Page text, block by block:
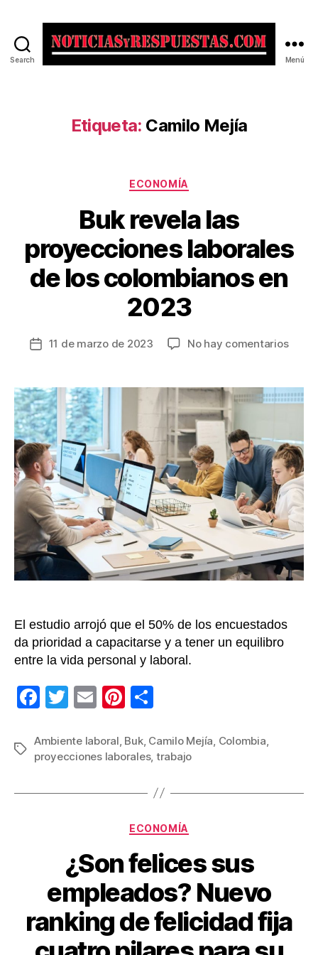
Search Menú
Etiqueta: Camilo Mejía
Categorías
ECONOMÍA
Buk revela las
proyecciones laborales
de los colombianos en
2023
Fecha
entrada
11 de marzo de 2023 No hay comentariosen
las
los
en
2023
El estudio arrojó que el 50% de los encuestados
da prioridad a capacitarse y a tener un equilibro
entre la vida personal y laboral.
F
c
e
b
T
tt
er
E
ail
Pi
er
e
st
m
p
ar
Etiquetas
Ambiente laboral Buk, Camilo Mejía Colombia
proyecciones laborales, trabajo
Categorías
ECONOMÍA
¿Son felices sus
empleados? Nuevo
ranking de felicidad fija